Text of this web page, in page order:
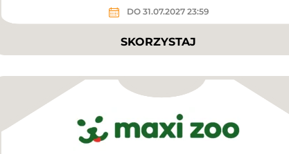
DO 31.07.2027 23:59
SKORZYSTAJ